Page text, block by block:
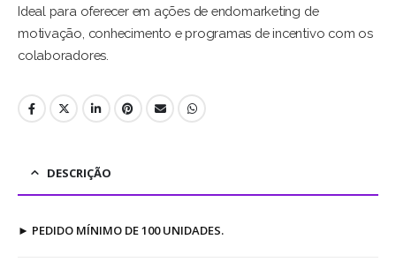
Ideal para oferecer em ações de endomarketing de
motivação, conhecimento e programas de incentivo com os
colaboradores.
DESCRIÇÃO
► PEDIDO MÍNIMO DE 100 UNIDADES.